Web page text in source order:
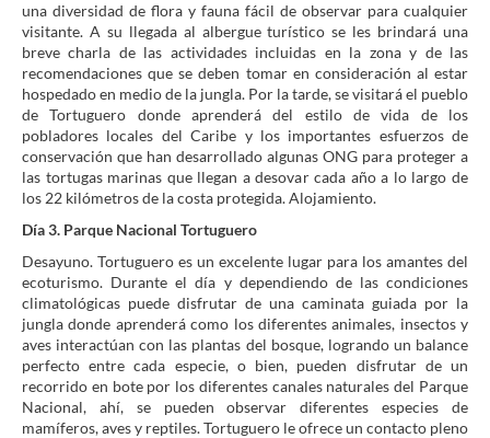
una diversidad de flora y fauna fácil de observar para cualquier
visitante. A su llegada al albergue turístico se les brindará una
breve charla de las actividades incluidas en la zona y de las
recomendaciones que se deben tomar en consideración al estar
hospedado en medio de la jungla. Por la tarde, se visitará el pueblo
de Tortuguero donde aprenderá del estilo de vida de los
pobladores locales del Caribe y los importantes esfuerzos de
conservación que han desarrollado algunas ONG para proteger a
las tortugas marinas que llegan a desovar cada año a lo largo de
los 22 kilómetros de la costa protegida. Alojamiento.
Día 3. Parque Nacional Tortuguero
Desayuno. Tortuguero es un excelente lugar para los amantes del
ecoturismo. Durante el día y dependiendo de las condiciones
climatológicas puede disfrutar de una caminata guiada por la
jungla donde aprenderá como los diferentes animales, insectos y
aves interactúan con las plantas del bosque, logrando un balance
perfecto entre cada especie, o bien, pueden disfrutar de un
recorrido en bote por los diferentes canales naturales del Parque
Nacional, ahí, se pueden observar diferentes especies de
mamíferos, aves y reptiles. Tortuguero le ofrece un contacto pleno